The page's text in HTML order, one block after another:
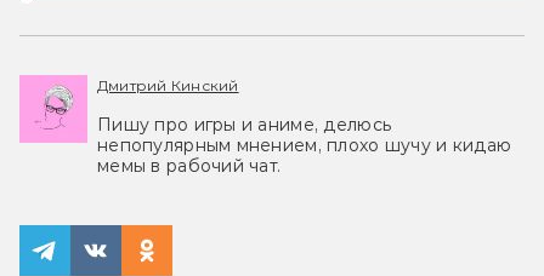
Дмитрий Кинский
Пишу про игры и аниме, делюсь
непопулярным мнением, плохо шучу и кидаю
мемы в рабочий чат.